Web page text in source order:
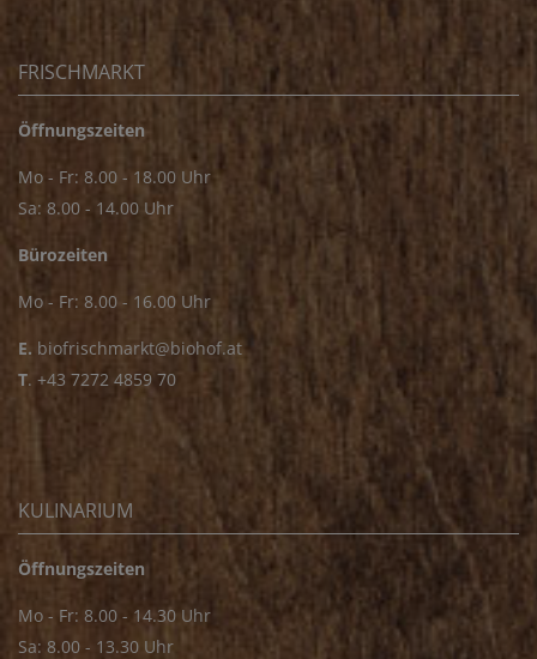
FRISCHMARKT
Öffnungszeiten
Mo - Fr: 8.00 - 18.00 Uhr
Sa: 8.00 - 14.00 Uhr
Bürozeiten
Mo - Fr: 8.00 - 16.00 Uhr
E. biofrischmarkt@biohof.at
T. +43 7272 4859 70
KULINARIUM
Öffnungszeiten
Mo - Fr: 8.00 - 14.30 Uhr
Sa: 8.00 - 13.30 Uhr